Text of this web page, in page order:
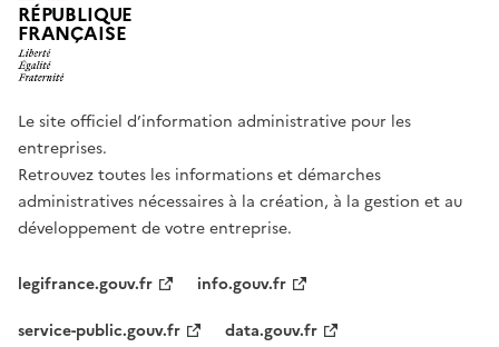
RÉPUBLIQUE
FRANÇAISE
Le site officiel d’information administrative pour les
entreprises.
Retrouvez toutes les informations et démarches
administratives nécessaires à la création, à la gestion et au
développement de votre entreprise.
legifrance.gouv.fr
info.gouv.fr
service-public.gouv.fr
data.gouv.fr